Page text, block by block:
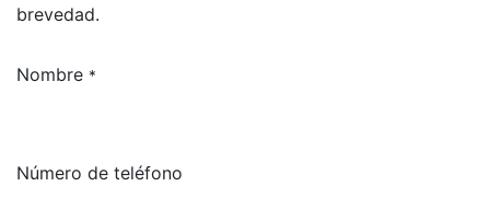
brevedad.
Nombre *
Número de teléfono